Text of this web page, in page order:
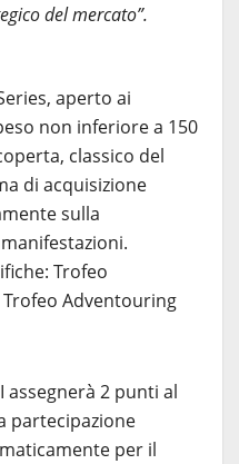
del mercato”.
aperto ai
non inferiore a 150
classico del
di acquisizione
sulla
Trofeo
Adventouring
assegnerà 2 punti al
partecipazione
per il